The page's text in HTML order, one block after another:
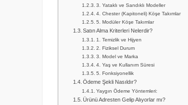
3. Yataklı ve Sandıklı Modeller
4. Chester (Kapitoneli) Köşe Takımlar
5. Modüler Köşe Takımlar
Satın Alma Kriterleri Nelerdir?
1. Temizlik ve Hijyen
2. Fiziksel Durum
3. Model ve Marka
4. Yaş ve Kullanım Süresi
5. Fonksiyonellik
Ödeme Şekli Nasıldır?
Yaygın Ödeme Yöntemleri:
Ürünü Adresten Gelip Alıyorlar mı?